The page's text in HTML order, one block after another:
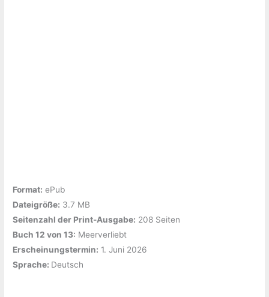
Format: ePub
Dateigröße: ‎3.7 MB
Seitenzahl der Print-Ausgabe: ‎208 Seiten
Buch 12 von 13: ‎Meerverliebt
Erscheinungstermin: ‎1. Juni 2026
Sprache: ‎ Deutsch